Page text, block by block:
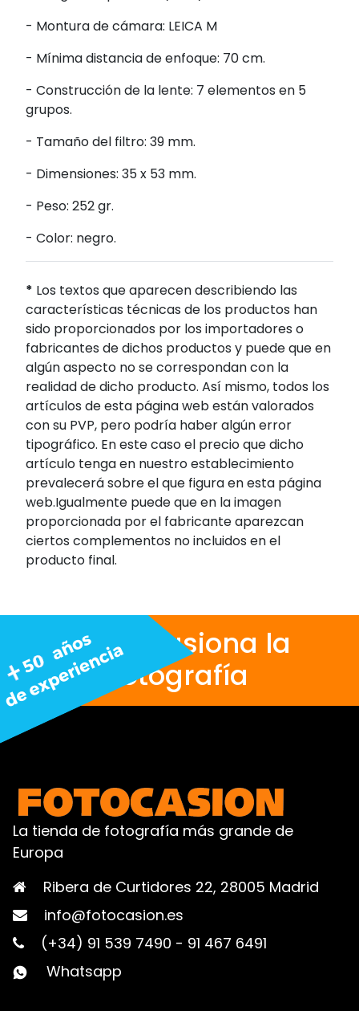
- Montura de cámara: LEICA M
- Mínima distancia de enfoque: 70 cm.
- Construcción de la lente: 7 elementos en 5
grupos.
- Tamaño del filtro: 39 mm.
- Dimensiones: 35 x 53 mm.
- Peso: 252 gr.
- Color: negro.
* Los textos que aparecen describiendo las
características técnicas de los productos han
sido proporcionados por los importadores o
fabricantes de dichos productos y puede que en
algún aspecto no se correspondan con la
realidad de dicho producto. Así mismo, todos los
artículos de esta página web están valorados
con su PVP, pero podría haber algún error
tipográfico. En este caso el precio que dicho
artículo tenga en nuestro establecimiento
prevalecerá sobre el que figura en esta página
web.Igualmente puede que en la imagen
proporcionada por el fabricante aparezcan
ciertos complementos no incluidos en el
producto final.
Nos apasiona la
fotografía
La tienda de fotografía más grande de
Europa
Ribera de Curtidores 22, 28005 Madrid
info@fotocasion.es
(+34) 91 539 7490 - 91 467 6491
Whatsapp